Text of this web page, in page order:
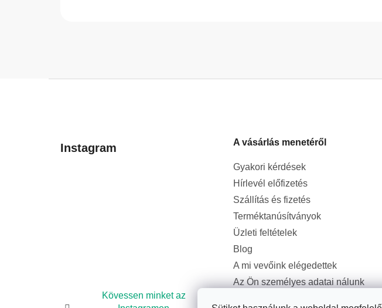
Instagram
Kövessen minket az
A vásárlás menetéről
Gyakori kérdések
Hírlevél előfizetés
Szállítás és fizetés
Terméktanúsítványok
Üzleti feltételek
Blog
A mi vevőink elégedettek
Az Ön személyes adatai nálunk